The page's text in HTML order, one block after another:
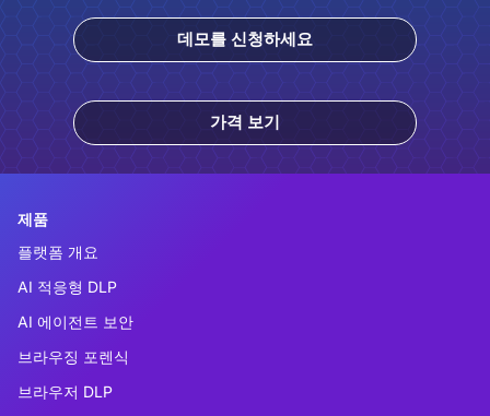
데모를 신청하세요
가격 보기
제품
플랫폼 개요
AI 적응형 DLP
AI 에이전트 보안
브라우징 포렌식
브라우저 DLP